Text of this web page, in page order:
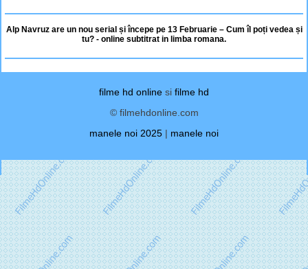
Alp Navruz are un nou serial și începe pe 13 Februarie – Cum îl poți vedea și
tu? - online subtitrat in limba romana.
filme hd online si filme hd
© filmehdonline.com
manele noi 2025 | manele noi